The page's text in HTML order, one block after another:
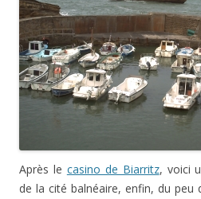
Après le casino de Biarritz, voici
de la cité balnéaire, enfin, du peu